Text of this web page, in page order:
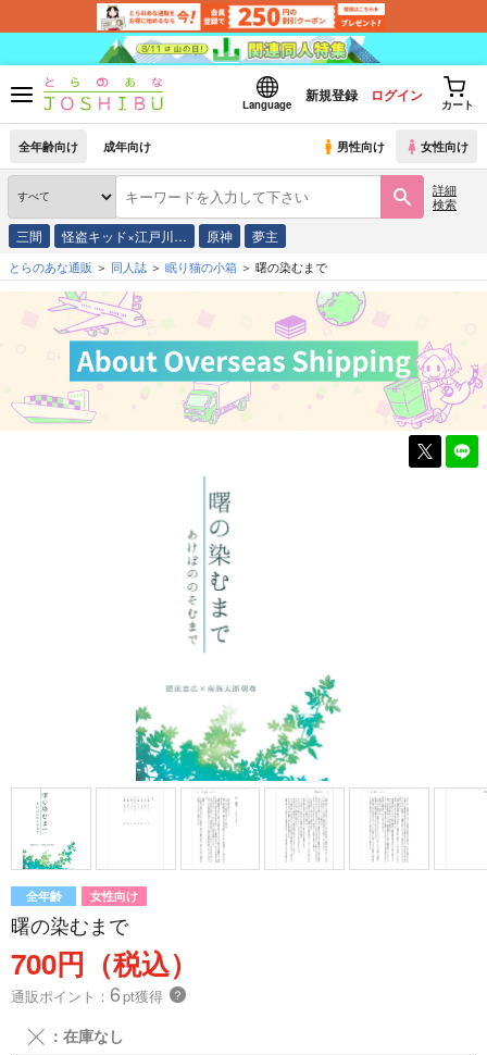
Language
新規登録 ログイン
カート
全年齢向け 成年向け 男性向け 女性向け
詳細
検索
三間 怪盗キッド×江戸川… 原神 夢主
とらのあな通販 同人誌 眠り猫の小箱 曙の染むまで
全年齢 女性向け
曙の染むまで
700円（税込）
通販ポイント： 6pt獲得 ？
╳ ：在庫なし